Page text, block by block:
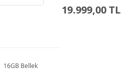
FreeDos
19.999,00 TL
16GB Bellek